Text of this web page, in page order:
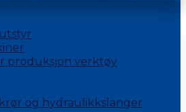
produksjon verktøy
og hydraulikkslanger